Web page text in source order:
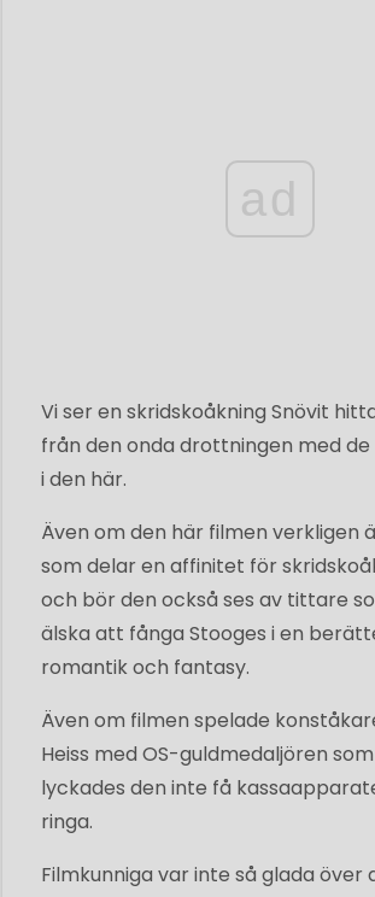
ad
Vi ser en skridskoåkning Snövit
från den onda drottningen med
i den här.
Även om den här filmen verkligen
som delar en affinitet för
och bör den också ses av tittare
älska att fånga Stooges i en
romantik och fantasy.
Även om filmen spelade
Heiss med OS-guldmedaljören
lyckades den inte få
ringa.
Filmkunniga var inte så glada